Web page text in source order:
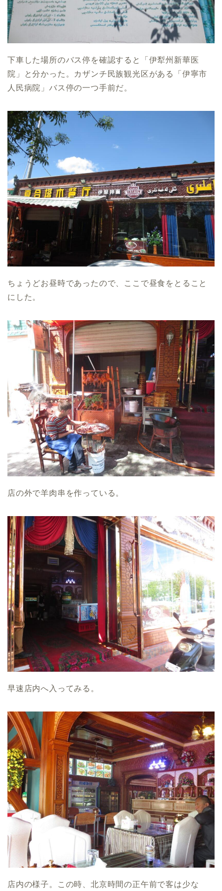
下車した場所のバス停を確認すると「伊犁州新華医
院」と分かった。カザンチ民族観光区がある「伊寧市
人民病院」バス停の一つ手前だ。
ちょうどお昼時であったので、ここで昼食をとること
にした。
店の外で羊肉串を作っている。
早速店内へ入ってみる。
店内の様子。この時、北京時間の正午前で客は少な